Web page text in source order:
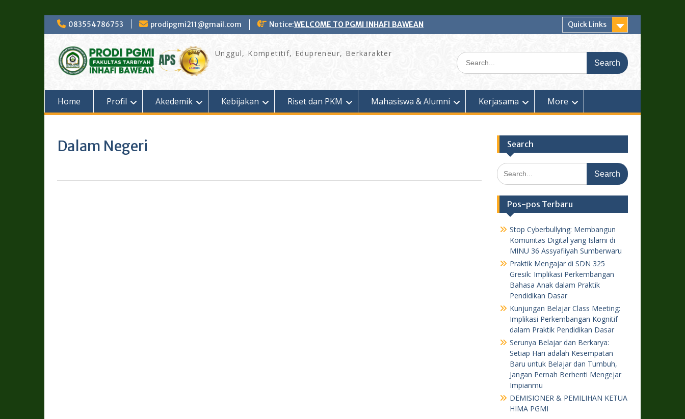
Skip
083554786753 prodipgmi211@gmail.com Notice:WELCOME TO PGMI INHAFI BAWEAN Quick Links
Unggul, Kompetitif, Edupreneur, Berkarakter
Search
for:
Home Profil Akedemik Kebijakan Riset dan PKM Mahasiswa & Alumni Kerjasama More
Dalam Negeri Search
Search
for:
Pos-pos Terbaru
Stop Cyberbullying: Membangun
Komunitas Digital yang Islami di
MINU 36 Assyafiiyah Sumberwaru
Praktik Mengajar di SDN 325
Gresik: Implikasi Perkembangan
Bahasa Anak dalam Praktik
Pendidikan Dasar
Kunjungan Belajar Class Meeting:
Implikasi Perkembangan Kognitif
dalam Praktik Pendidikan Dasar
Serunya Belajar dan Berkarya:
Setiap Hari adalah Kesempatan
Baru untuk Belajar dan Tumbuh,
Jangan Pernah Berhenti Mengejar
Impianmu
DEMISIONER & PEMILIHAN KETUA
HIMA PGMI